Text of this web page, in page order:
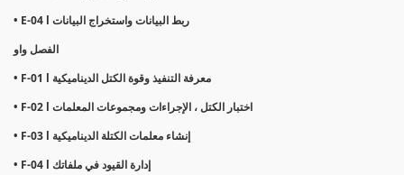
• E-04 l ربط البيانات واستخراج البيانات
الفصل واو
• F-01 l معرفة التنفيذ وقوة الكتل الديناميكية
• F-02 l اختبار الكتل ، الإجراءات ومجموعات المعلمات
• F-03 l إنشاء معلمات الكتلة الديناميكية
• F-04 l إدارة القيود في ملفاتك